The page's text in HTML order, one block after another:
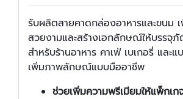
รับผลิตสายคาดกล่องอาหารและขนม
สวยงามและสร้างเอกลักษณ์ให้บรรจุภั
สำหรับร้านอาหาร คาเฟ่ เบเกอรี่ และ
เพิ่มภาพลักษณ์แบบมืออาชีพ
ช่วยเพิ่มความพรีเมียมให้แพ็กเก